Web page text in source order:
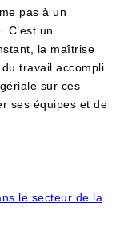
pas à un
C’est un
la maîtrise
travail accompli.
sur ces
ses équipes et de
le secteur de la